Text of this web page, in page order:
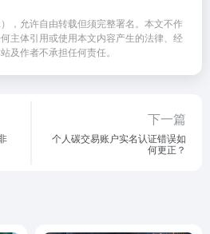
，允许自由转载但须完整署名。本文不作
主体引用或使用本文内容产生的法律、经
及作者不承担任何责任。
下一篇
个人碳交易账户实名认证错误如
何更正？